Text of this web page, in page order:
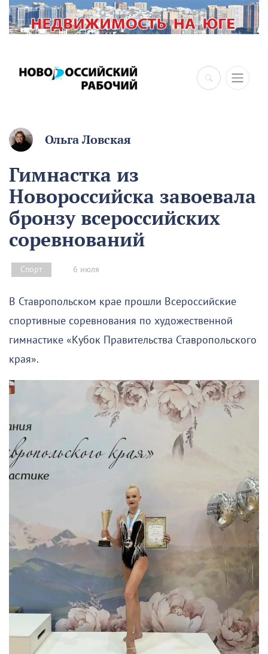
×
Ольга Ловская
Гимнастка из
Новороссийска завоевала
бронзу всероссийских
соревнований
Спорт 6 июля
В Ставропольском крае прошли Всероссийские
спортивные соревнования по художественной
гимнастике «Кубок Правительства Ставропольского
края».